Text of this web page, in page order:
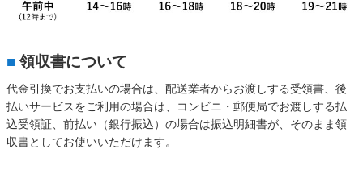
■ 領収書について
代金引換でお支払いの場合は、配送業者からお渡しする受領書、後
払いサービスをご利用の場合は、コンビニ・郵便局でお渡しする払
込受領証、前払い（銀行振込）の場合は振込明細書が、そのまま領
収書としてお使いいただけます。